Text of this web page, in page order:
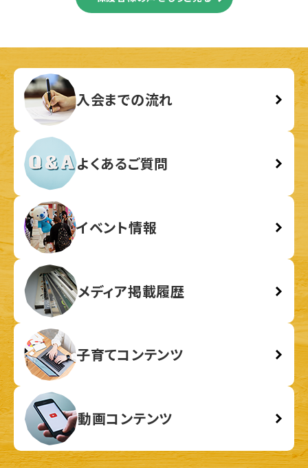
入会までの流れ
よくあるご質問
イベント情報
メディア掲載履歴
子育てコンテンツ
動画コンテンツ